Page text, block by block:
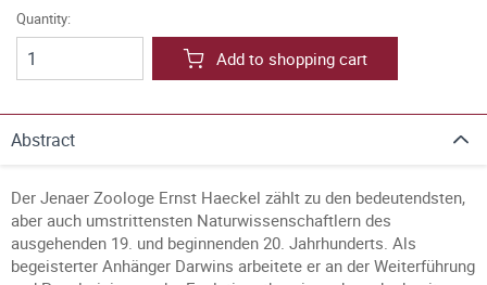
Quantity:
Add to shopping cart
Abstract
Der Jenaer Zoologe Ernst Haeckel zählt zu den bedeutendsten,
aber auch umstrittensten Naturwissenschaftlern des
ausgehenden 19. und beginnenden 20. Jahrhunderts. Als
begeisterter Anhänger Darwins arbeitete er an der Weiterführung